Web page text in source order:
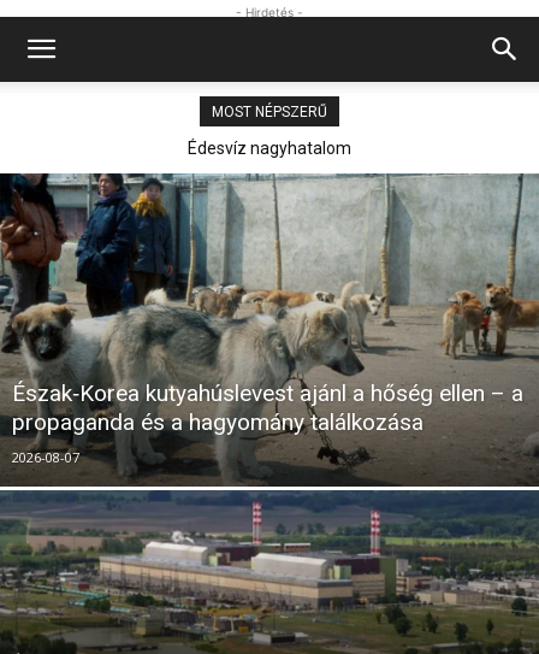
- Hirdetés -
MOST NÉPSZERŰ
Észak‑Korea kutyahúslevest ajánl a hőség ellen – a propaganda
Észak‑Korea kutyahúslevest ajánl a hőség ellen – a
propaganda és a hagyomány találkozása
2026-08-07